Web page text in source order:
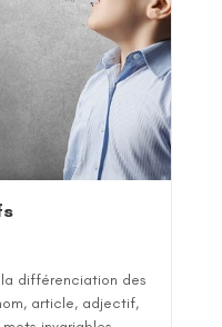
différenciation des
article, adjectif,